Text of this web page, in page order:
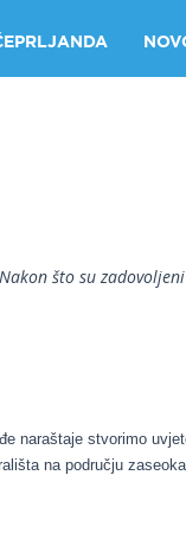
što su
naraštaje stvorimo
na području